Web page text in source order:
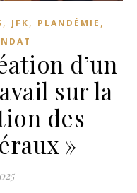
, JFK, PLANDÉMIE ,
d’un
sur la
des
»